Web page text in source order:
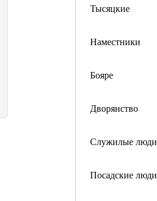
Тысяцкие
Наместники
Бояре
Дворянство
Служилые люди
Посадские люди